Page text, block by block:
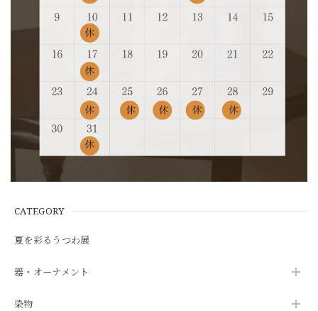
CATEGORY
夏を彩るうつわ展
器・オーナメント
染物